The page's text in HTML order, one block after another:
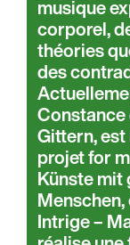
musique
corporel,
théories
des
Constance
Gittern,
projet for
Künste mit
Intrige –